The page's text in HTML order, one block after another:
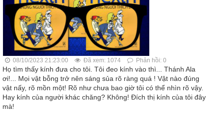
08/10/2023 21:23:00 Đã xem: 1074 Phản hồi: 0
Họ tìm thấy kính đưa cho tôi. Tôi đeo kính vào thì... Thánh Ala
ơi!... Mọi vật bỗng trở nên sáng sủa rõ ràng quá ! Vật nào đúng
vật nấy, rõ mồn một! Rõ như chưa bao giờ tôi có thể nhìn rõ vậy.
Hay kính của người khác chăng? Không! Ðích thị kính của tôi đây
mà!